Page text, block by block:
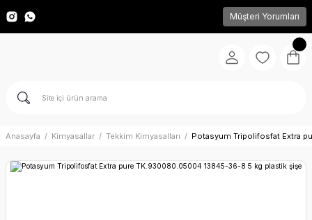
Müşteri Yorumları
Anasayfa Kimyasallar Tekkim Kimyasalları Potasyum Tripolifosfat Extra